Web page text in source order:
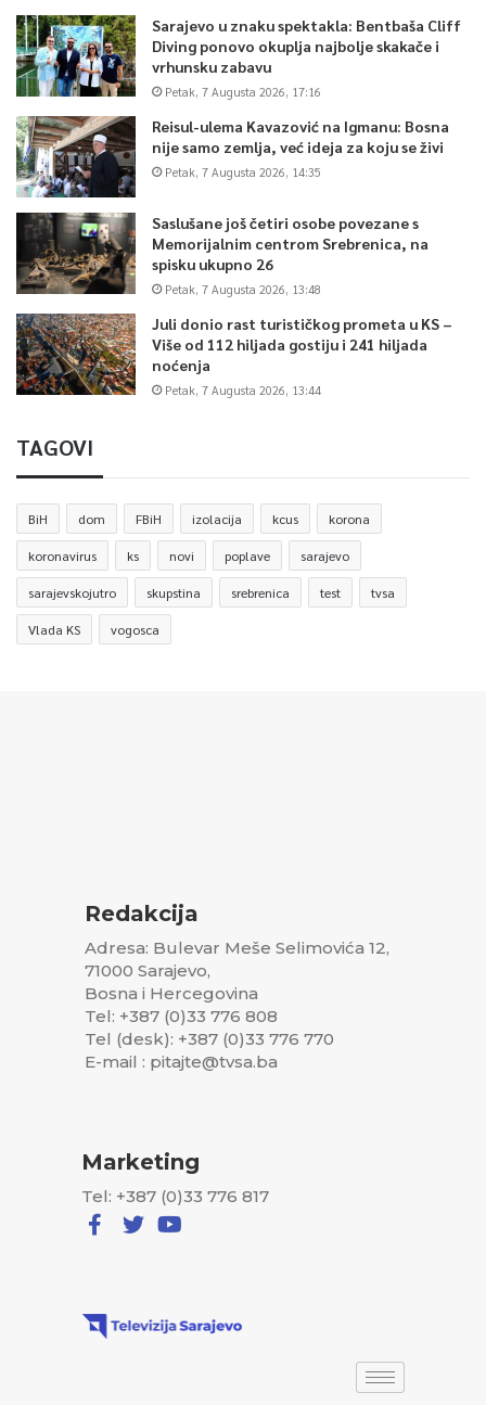
Sarajevo u znaku spektakla: Bentbaša Cliff
Diving ponovo okuplja najbolje skakače i
vrhunsku zabavu
Petak, 7 Augusta 2026, 17:16
Reisul-ulema Kavazović na Igmanu: Bosna
nije samo zemlja, već ideja za koju se živi
Petak, 7 Augusta 2026, 14:35
Saslušane još četiri osobe povezane s
Memorijalnim centrom Srebrenica, na
spisku ukupno 26
Petak, 7 Augusta 2026, 13:48
Juli donio rast turističkog prometa u KS –
Više od 112 hiljada gostiju i 241 hiljada
noćenja
Petak, 7 Augusta 2026, 13:44
TAGOVI
BiH dom FBiH izolacija kcus korona
koronavirus ks novi poplave sarajevo
sarajevskojutro skupstina srebrenica test tvsa
Vlada KS vogosca
Redakcija
Adresa: Bulevar Meše Selimovića 12,
71000 Sarajevo,
Bosna i Hercegovina
Tel: +387 (0)33 776 808
Tel (desk): +387 (0)33 776 770
E-mail : pitajte@tvsa.ba
Marketing
Tel: +387 (0)33 776 817